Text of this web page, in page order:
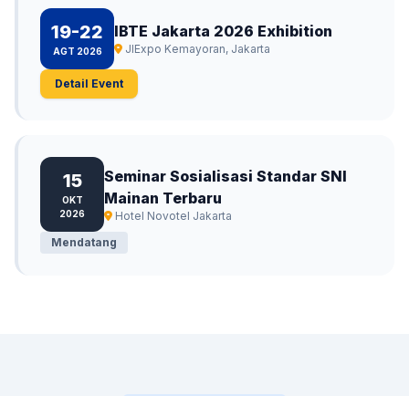
19-22
AGT 2026
IBTE Jakarta 2026 Exhibition
JIExpo Kemayoran, Jakarta
Detail Event
15
OKT
2026
Seminar Sosialisasi Standar SNI
Mainan Terbaru
Hotel Novotel Jakarta
Mendatang